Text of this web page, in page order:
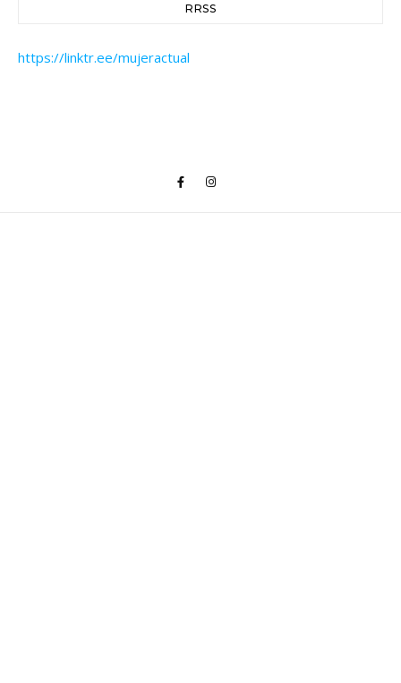
RRSS
https://linktr.ee/mujeractual